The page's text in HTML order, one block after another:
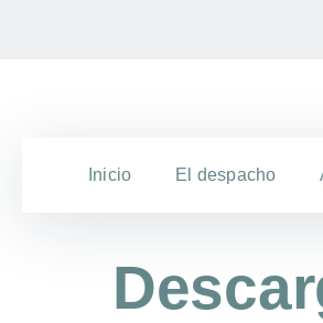
Inicio El despacho